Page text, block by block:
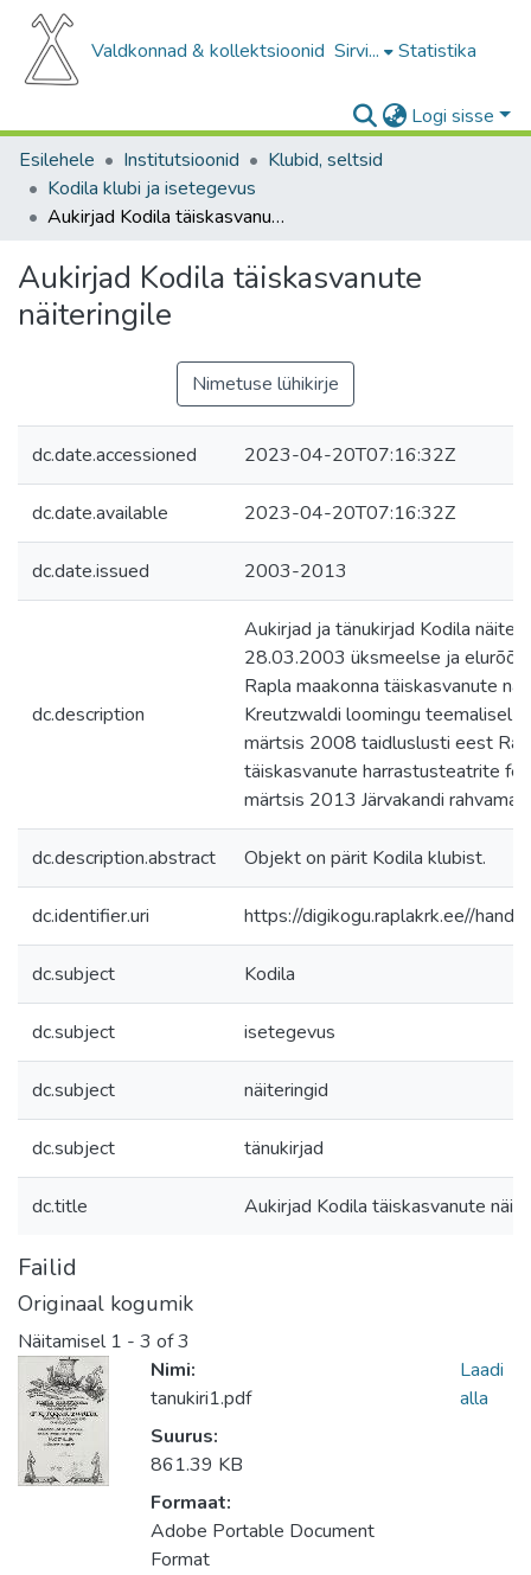
Valdkonnad & kollektsioonid Sirvi... Statistika
Logi sisse
Esilehele
Institutsioonid
Klubid, seltsid
Kodila klubi ja isetegevus
Aukirjad Kodila täiskasvanute näiteringile
Aukirjad Kodila täiskasvanute
näiteringile
Nimetuse lühikirje
dc.date.accessioned 2023-04-20T07:16:32Z
dc.date.available 2023-04-20T07:16:32Z
dc.date.issued 2003-2013
dc.description
Aukirjad ja tänukirjad Kodila
28.03.2003 üksmeelse ja
Rapla maakonna täiskasvanute
Kreutzwaldi loomingu teemalisel
märtsis 2008 taidluslusti eest
täiskasvanute harrastusteatrite
märtsis 2013 Järvakandi
dc.description.abstract Objekt on pärit Kodila klubist.
dc.identifier.uri https://digikogu.raplakrk.ee//
dc.subject Kodila
dc.subject isetegevus
dc.subject näiteringid
dc.subject tänukirjad
dc.title Aukirjad Kodila täiskasvanute
Failid
Originaal kogumik
Näitamisel 1 - 3 of 3
Nimi:
tanukiri1.pdf
Suurus:
861.39 KB
Formaat:
Adobe Portable Document
Format
Laadi
alla